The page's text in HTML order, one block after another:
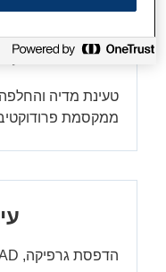
טעינת מדיה והחלפה
ממקסמת
הדפסת גרפיקה, CAD ויישומי GIS במהירות גבוהה